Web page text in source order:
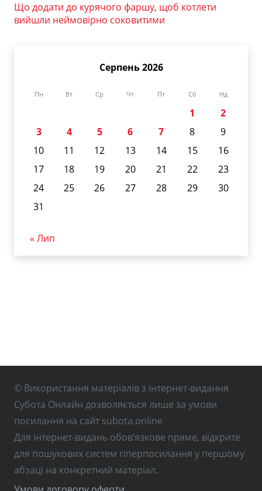
Що додати до курячого фаршу, щоб котлети
вийшли неймовірно соковитими
Серпень 2026
Пн Вт Ср Чт Пт Сб Нд
1
2
3
4 5 6 7 8
9
10
11 12 13 14 15
16
17
18 19 20 21 22
23
24
25 26 27 28 29
30
31
« Лип
© Використання матеріалів з інтернет-видання
Субота Онлайн дозволяється лише за умови
посилання на сайт subota.online
Для інтернет-видань обов’язкове пряме, відкрите
для пошукових систем гіперпосилання у першому
абзаці на конкретний матеріал.